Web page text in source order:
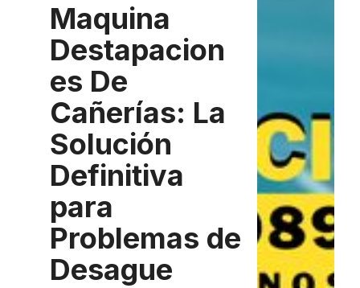
Maquina
Destapacion
es De
Cañerías: La
Solución
Definitiva
para
Problemas de
Desague